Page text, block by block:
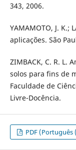
343, 2006.
YAMAMOTO, J. K.;
aplicações. São
ZIMBACK, C. R. L.
solos para fins de
Faculdade de
Livre-Docência.
PDF (Português